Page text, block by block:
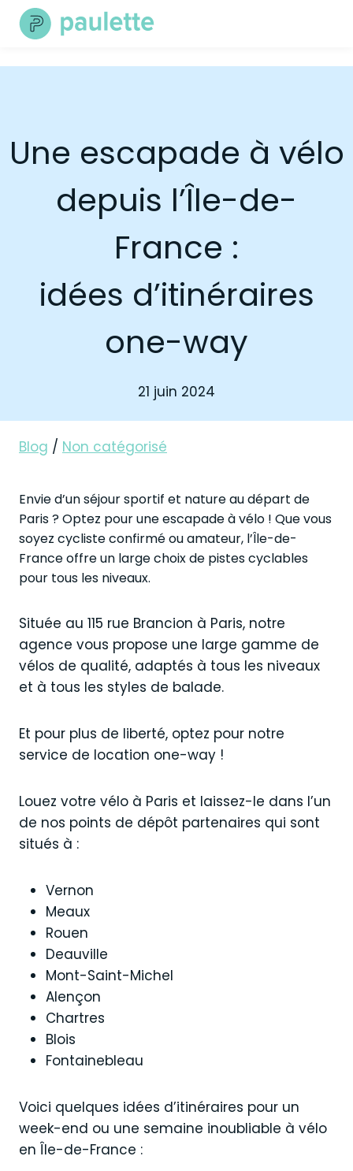
Skip
Une escapade à vélo
depuis l’Île-de-
France :
idées d’itinéraires
one-way
21 juin 2024
Blog / Non catégorisé
Envie d’un séjour sportif et nature au départ de
Paris ? Optez pour une escapade à vélo ! Que vous
soyez cycliste confirmé ou amateur, l’Île-de-
France offre un large choix de pistes cyclables
pour tous les niveaux.
Située au 115 rue Brancion à Paris, notre
agence vous propose une large gamme de
vélos de qualité, adaptés à tous les niveaux
et à tous les styles de balade.
Et pour plus de liberté, optez pour notre
service de location one-way !
Louez votre vélo à Paris et laissez-le dans l’un
de nos points de dépôt partenaires qui sont
situés à :
Vernon
Meaux
Rouen
Deauville
Mont-Saint-Michel
Alençon
Chartres
Blois
Fontainebleau
Voici quelques idées d’itinéraires pour un
week-end ou une semaine inoubliable à vélo
en Île-de-France :